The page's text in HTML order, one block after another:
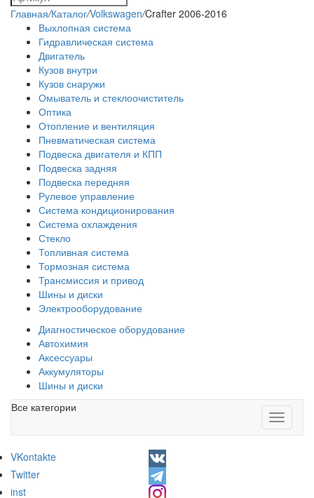
Главная/Каталог/Volkswagen/Crafter 2006-2016
Выхлопная система
Гидравлическая система
Двигатель
Кузов внутри
Кузов снаружи
Омыватель и стеклоочиститель
Оптика
Отопление и вентиляция
Пневматическая система
Подвеска двигателя и КПП
Подвеска задняя
Подвеска передняя
Рулевое управление
Система кондиционирования
Система охлаждения
Стекло
Топливная система
Тормозная система
Трансмиссия и привод
Шины и диски
Электрооборудование
Диагностическое оборудование
Автохимия
Аксессуары
Аккумуляторы
Шины и диски
Toggle
Все категории
VKontakte
Twitter
inst